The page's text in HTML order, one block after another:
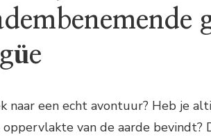
naar een echt avontuur? Heb je
oppervlakte van de aarde bevindt?